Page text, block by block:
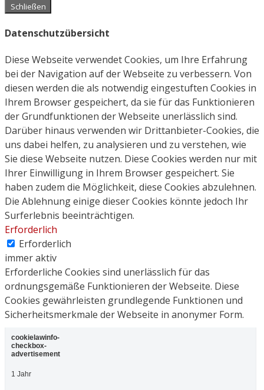
Schließen
Datenschutzübersicht
Diese Webseite verwendet Cookies, um Ihre Erfahrung
bei der Navigation auf der Webseite zu verbessern. Von
diesen werden die als notwendig eingestuften Cookies in
Ihrem Browser gespeichert, da sie für das Funktionieren
der Grundfunktionen der Webseite unerlässlich sind.
Darüber hinaus verwenden wir Drittanbieter-Cookies, die
uns dabei helfen, zu analysieren und zu verstehen, wie
Sie diese Webseite nutzen. Diese Cookies werden nur mit
Ihrer Einwilligung in Ihrem Browser gespeichert. Sie
haben zudem die Möglichkeit, diese Cookies abzulehnen.
Die Ablehnung einige dieser Cookies könnte jedoch Ihr
Surferlebnis beeinträchtigen.
Erforderlich
Erforderlich
immer aktiv
Erforderliche Cookies sind unerlässlich für das
ordnungsgemäße Funktionieren der Webseite. Diese
Cookies gewährleisten grundlegende Funktionen und
Sicherheitsmerkmale der Webseite in anonymer Form.
cookielawinfo-
checkbox-
advertisement
1 Jahr